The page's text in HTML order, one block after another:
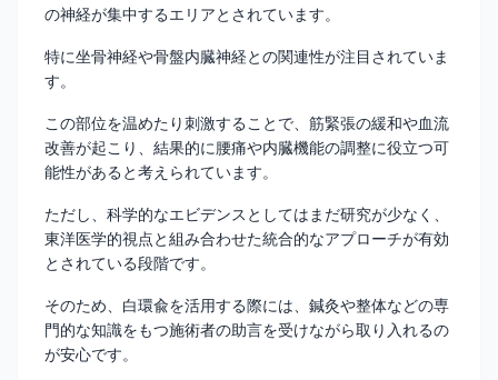
の神経が集中するエリアとされています。
特に坐骨神経や骨盤内臓神経との関連性が注目されていま
す。
この部位を温めたり刺激することで、筋緊張の緩和や血流
改善が起こり、結果的に腰痛や内臓機能の調整に役立つ可
能性があると考えられています。
ただし、科学的なエビデンスとしてはまだ研究が少なく、
東洋医学的視点と組み合わせた統合的なアプローチが有効
とされている段階です。
そのため、白環兪を活用する際には、鍼灸や整体などの専
門的な知識をもつ施術者の助言を受けながら取り入れるの
が安心です。